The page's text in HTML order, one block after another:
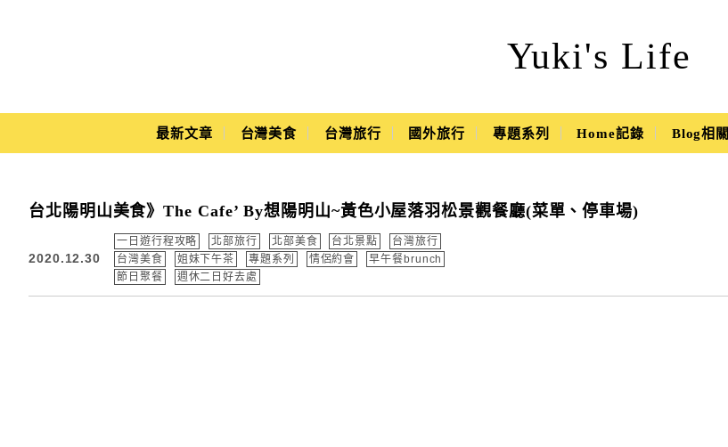
Yuki's Life
Yuki's Life
Main Menu
最新文章 台灣美食 台灣旅行 國外旅行 專題系列 Home記錄 Blog相關
台北陽明山美食》The Cafe’ By想陽明山~黃色小屋落羽松景觀餐廳(菜單、停車場)
2020.12.30
一日遊行程攻略 北部旅行 北部美食 台北景點
台灣旅行
台灣美食
姐妹下午茶 專題系列 情侶約會
早午餐brunch
節日聚餐
週休二日好去處